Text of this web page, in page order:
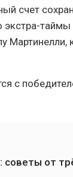
счет
экстра-
Мартинелли,
с
советы от